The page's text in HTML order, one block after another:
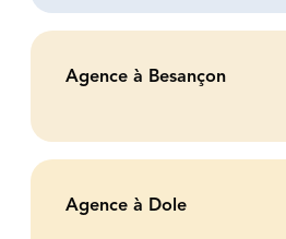
Rénovation et
Agence à Besançon
Agence à Dole